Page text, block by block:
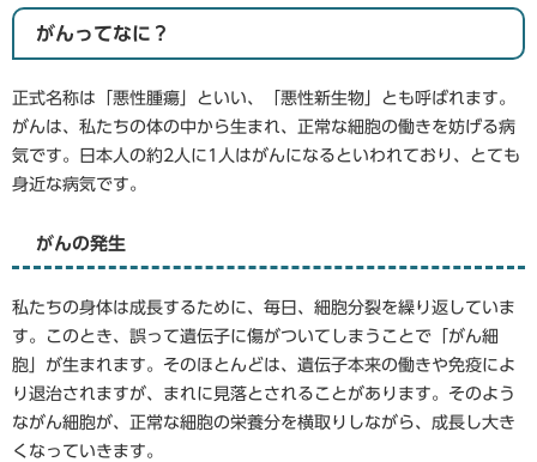
がんってなに？
正式名称は「悪性腫瘍」といい、「悪性新生物」とも呼ばれます。
がんは、私たちの体の中から生まれ、正常な細胞の働きを妨げる病
気です。日本人の約2人に1人はがんになるといわれており、とても
身近な病気です。
がんの発生
私たちの身体は成長するために、毎日、細胞分裂を繰り返していま
す。このとき、誤って遺伝子に傷がついてしまうことで「がん細
胞」が生まれます。そのほとんどは、遺伝子本来の働きや免疫によ
り退治されますが、まれに見落とされることがあります。そのよう
ながん細胞が、正常な細胞の栄養分を横取りしながら、成長し大き
くなっていきます。